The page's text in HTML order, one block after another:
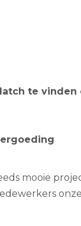
te vinden
mooie